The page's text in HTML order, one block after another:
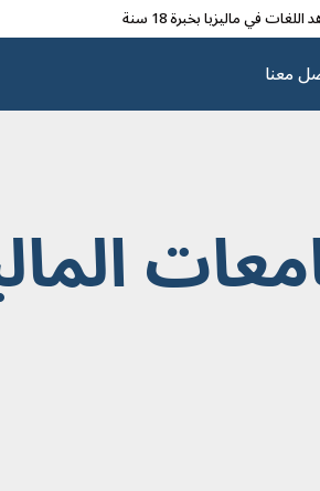
في مالیزیا بخبرة 18 سنة
معنا